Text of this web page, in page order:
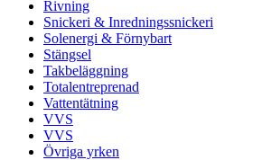
Rivning
Snickeri & Inredningssnickeri
Solenergi & Förnybart
Stängsel
Takbeläggning
Totalentreprenad
Vattentätning
VVS
VVS
Övriga yrken